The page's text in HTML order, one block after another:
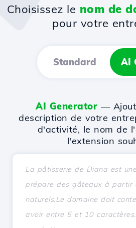
Choisissez le nom de
pour votre
Standard AI
AI Generator —
description de votre
d'activité, le nom de
l'extension